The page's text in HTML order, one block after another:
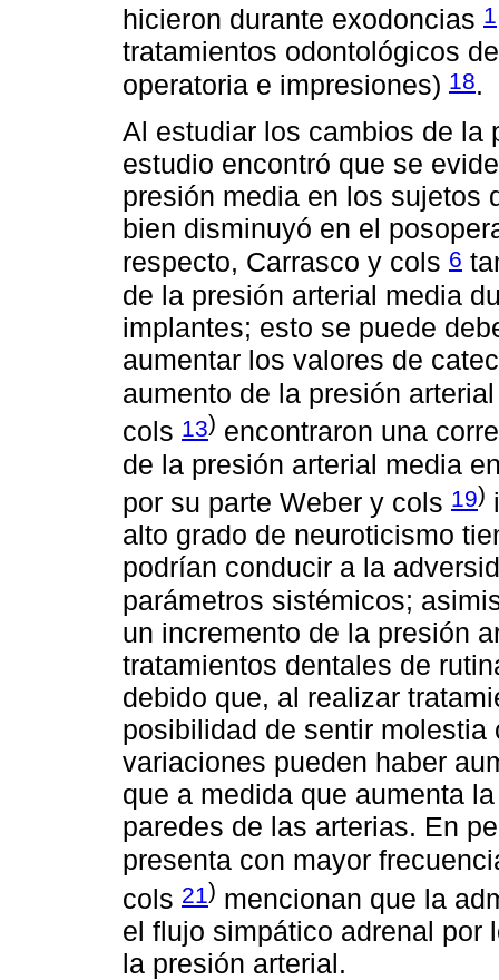
hicieron durante exodoncias 1
tratamientos odontológicos
operatoria e impresiones) 18.
Al estudiar los cambios de la
estudio encontró que se
presión media en los sujetos
bien disminuyó en el
respecto, Carrasco y cols 6
de la presión arterial media
implantes; esto se puede
aumentar los valores de
aumento de la presión
cols 13) encontraron una
de la presión arterial media
por su parte Weber y cols 19)
alto grado de neuroticismo
podrían conducir a la
parámetros sistémicos;
un incremento de la presión
tratamientos dentales de
debido que, al realizar
posibilidad de sentir
variaciones pueden haber
que a medida que aumenta
paredes de las arterias. En
presenta con mayor
cols 21) mencionan que la
el flujo simpático adrenal por
la presión arterial.